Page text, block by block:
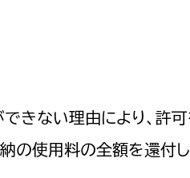
きない理由により、許
の使用料の全額を還付し